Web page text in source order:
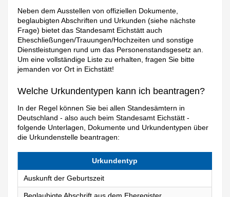
Neben dem Ausstellen von offiziellen Dokumente,
beglaubigten Abschriften und Urkunden (siehe nächste
Frage) bietet das Standesamt Eichstätt auch
Eheschließungen/Trauungen/Hochzeiten und sonstige
Dienstleistungen rund um das Personenstandsgesetz an.
Um eine vollständige Liste zu erhalten, fragen Sie bitte
jemanden vor Ort in Eichstätt!
Welche Urkundentypen kann ich beantragen?
In der Regel können Sie bei allen Standesämtern in
Deutschland - also auch beim Standesamt Eichstätt -
folgende Unterlagen, Dokumente und Urkundentypen über
die Urkundenstelle beantragen:
Urkundentyp
Auskunft der Geburtszeit